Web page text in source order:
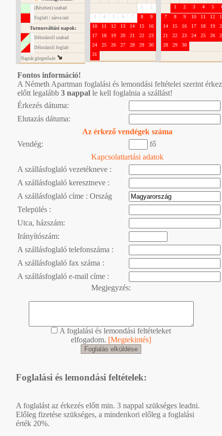
(Részben) szabad
Foglalt / zárva tart
Turnusváltási napok:
Délutántól szabad
Délutántól foglalt
Naptár görgetôsáv
1
2
3
4 5 6 7 8
9
10
11 12 13 14 15
16
17
18 19 20 21 22
23
24
25 26 27 28 29
30
31
1
2 3 4 5
7
8 9 10 11 12
14
15 16 17 18 19
21
22 23 24 25 26
28
29 30
Fontos információ!
A Németh Apartman foglalási és lemondási feltételei szerint
előtt legalább 3 nappal le kell foglalnia a szállást!
Érkezés dátuma:
Elutazás dátuma:
Az érkező vendégek száma
Vendég:
fő
Kapcsolattartási adatok
A szállásfoglaló vezetékneve :
A szállásfoglaló keresztneve :
A szállásfoglaló címe : Ország
Település :
Utca, házszám:
Irányítószám:
A szállásfoglaló telefonszáma :
A szállásfoglaló fax száma :
A szállásfoglaló e-mail címe :
Megjegyzés:
A foglalási és lemondási feltételeket
elfogadom. [Megtekintés]
Foglalási és lemondási feltételek:
A foglalást az érkezés előtt min. 3 nappal szükséges leadni.
Előleg fizetése szükséges, a mindenkori előleg a foglalási
érték 20%.